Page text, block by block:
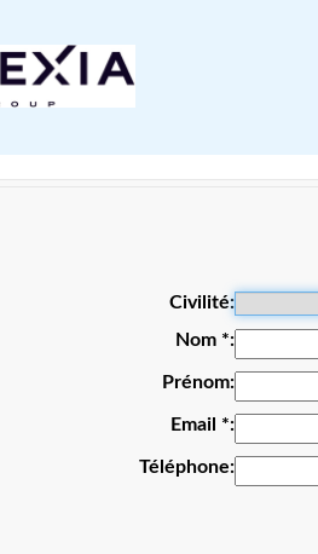
Civilité
Nom *
Prénom
Email *
Téléphone